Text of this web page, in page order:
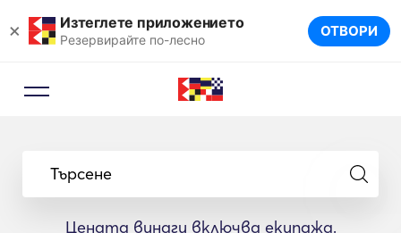
× Изтеглете приложението
Резервирайте по-лесно ОТВОРИ
Търсене
Цената винаги включва екипажа.